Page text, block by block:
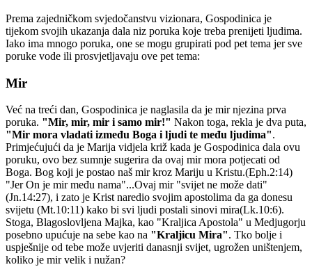
Prema zajedničkom svjedočanstvu vizionara, Gospodinica je
tijekom svojih ukazanja dala niz poruka koje treba prenijeti ljudima.
Iako ima mnogo poruka, one se mogu grupirati pod pet tema jer sve
poruke vode ili prosvjetljavaju ove pet tema:
Mir
Već na treći dan, Gospodinica je naglasila da je mir njezina prva
poruka. "Mir, mir, mir i samo mir!" Nakon toga, rekla je dva puta,
"Mir mora vladati između Boga i ljudi te među ljudima".
Primjećujući da je Marija vidjela križ kada je Gospodinica dala ovu
poruku, ovo bez sumnje sugerira da ovaj mir mora potjecati od
Boga. Bog koji je postao naš mir kroz Mariju u Kristu.(Eph.2:14)
"Jer On je mir među nama"...Ovaj mir "svijet ne može dati"
(Jn.14:27), i zato je Krist naredio svojim apostolima da ga donesu
svijetu (Mt.10:11) kako bi svi ljudi postali sinovi mira(Lk.10:6).
Stoga, Blagoslovljena Majka, kao "Kraljica Apostola" u Medjugorju
posebno upućuje na sebe kao na "Kraljicu Mira". Tko bolje i
uspješnije od tebe može uvjeriti danasnji svijet, ugrožen uništenjem,
koliko je mir velik i nužan?